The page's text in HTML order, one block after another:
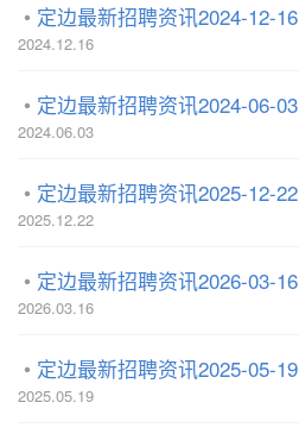
定边最新招聘资讯2024-12-16
2024.12.16
定边最新招聘资讯2024-06-03
2024.06.03
定边最新招聘资讯2025-12-22
2025.12.22
定边最新招聘资讯2026-03-16
2026.03.16
定边最新招聘资讯2025-05-19
2025.05.19